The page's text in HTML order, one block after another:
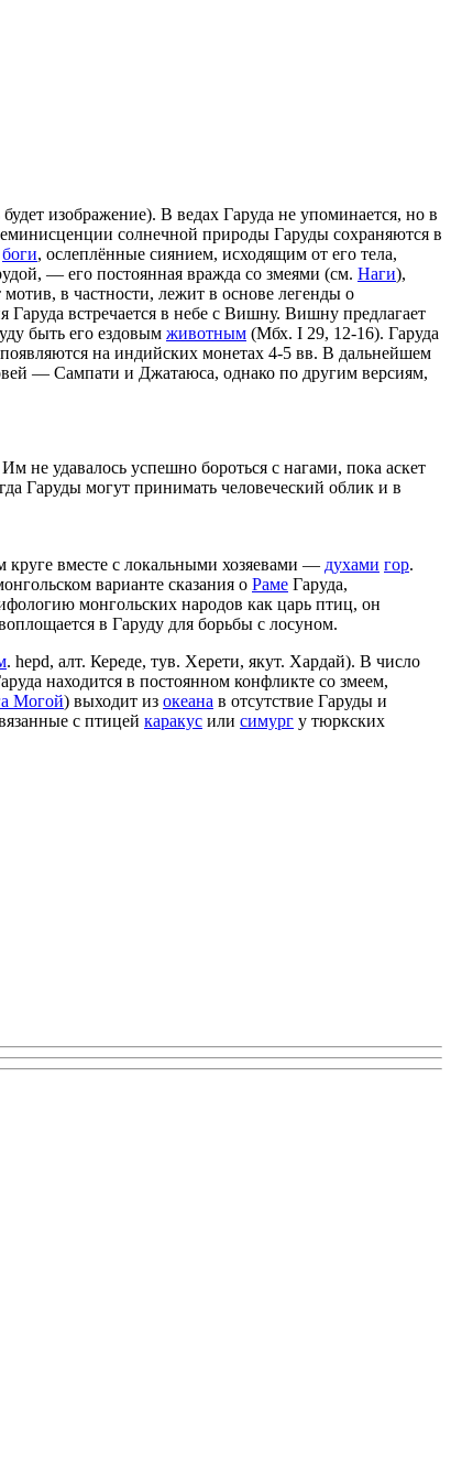
будет изображение). В ведах Гаруда не упоминается, но в
солнечной природы Гаруды сохраняются в
боги, ослеплённые сиянием, исходящим от его тела,
— его постоянная вражда со змеями (см. Наги),
в частности, лежит в основе легенды о
встречается в небе с Вишну. Вишну предлагает
быть его ездовым животным (Мбх. I 29, 12-16). Гаруда
на индийских монетах 4-5 вв. В дальнейшем
— Сампати и Джатаюса, однако по другим версиям,
удавалось успешно бороться с нагами, пока аскет
Гаруды могут принимать человеческий облик и в
вместе с локальными хозяевами — духами гор.
варианте сказания о Раме Гаруда,
монгольских народов как царь птиц, он
в Гаруду для борьбы с лосуном.
. hepd, алт. Кереде, тув. Херети, якут. Хардай). В число
находится в постоянном конфликте со змеем,
Могой) выходит из океана в отсутствие Гаруды и
с птицей каракус или симург у тюркских